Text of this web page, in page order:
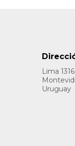
Lima 1316
Uruguay